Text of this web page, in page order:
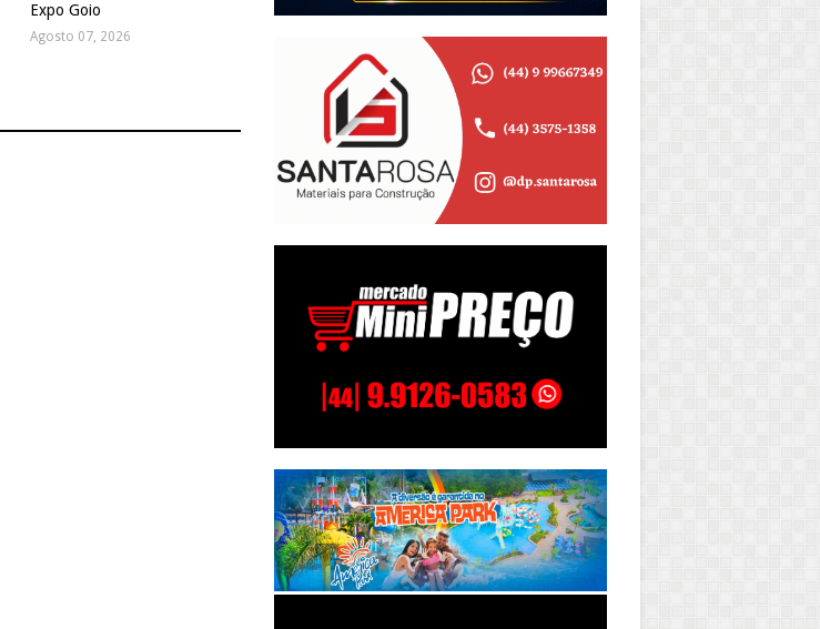
Expo Goio
Agosto 07, 2026